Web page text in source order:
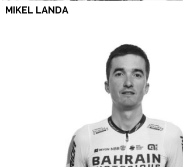
MIKEL LANDA